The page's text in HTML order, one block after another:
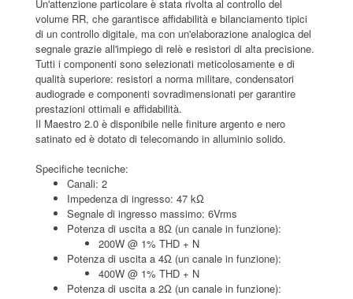
Un'attenzione particolare è stata rivolta al controllo del
volume RR, che garantisce affidabilità e bilanciamento tipici
di un controllo digitale, ma con un'elaborazione analogica del
segnale grazie all'impiego di relè e resistori di alta precisione.
Tutti i componenti sono selezionati meticolosamente e di
qualità superiore: resistori a norma militare, condensatori
audiograde e componenti sovradimensionati per garantire
prestazioni ottimali e affidabilità.
Il Maestro 2.0 è disponibile nelle finiture argento e nero
satinato ed è dotato di telecomando in alluminio solido.
Specifiche tecniche:
Canali: 2
Impedenza di ingresso: 47 kΩ
Segnale di ingresso massimo: 6Vrms
Potenza di uscita a 8Ω (un canale in funzione):
200W @ 1% THD + N
Potenza di uscita a 4Ω (un canale in funzione):
400W @ 1% THD + N
Potenza di uscita a 2Ω (un canale in funzione):